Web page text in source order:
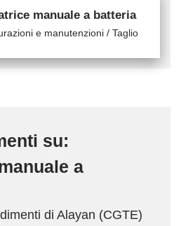
manuale a batteria
e manutenzioni / Taglio
su:
a
di Alayan (CGTE)